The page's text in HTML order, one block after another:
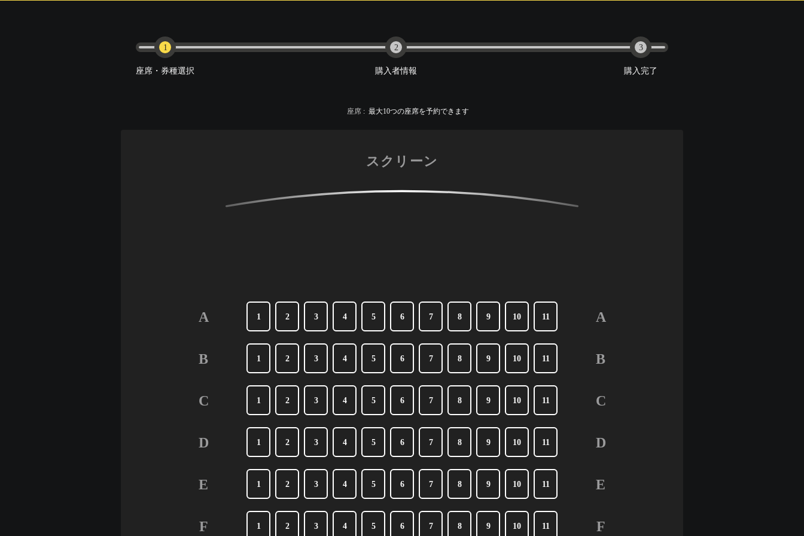
1
座席・券種選択
2
購入者情報
3
購入完了
座席 : 最大10つの座席を予約できます
スクリーン
A
B
C
D
E
F
A
B
C
D
E
F
1 2 3 4 5 6 7 8 9 10 11
1 2 3 4 5 6 7 8 9 10 11
1 2 3 4 5 6 7 8 9 10 11
1 2 3 4 5 6 7 8 9 10 11
1 2 3 4 5 6 7 8 9 10 11
1 2 3 4 5 6 7 8 9 10 11